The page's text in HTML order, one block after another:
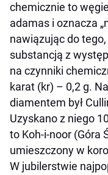
chemicznie to
adamas i oznacza
nawiązując do
substancją z
na czynniki
karat (kr) – 0,2 g.
diamentem był
Uzyskano z niego
to Koh-i-noor (Góra
umieszczony w
W jubilerstwie